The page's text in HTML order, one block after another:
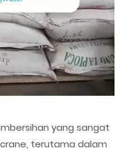
yang sangat
terutama dalam